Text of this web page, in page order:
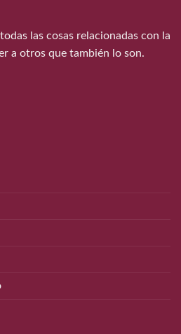
las cosas relacionadas con la
a otros que también lo son.